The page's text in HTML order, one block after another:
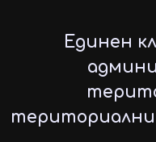
to
main
content
Единен